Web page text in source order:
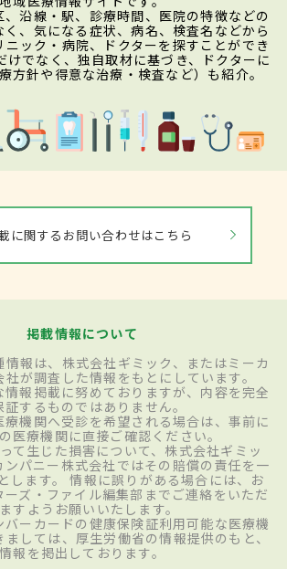
沿線・駅、診療時間、医院の特徴などの
、気になる症状、病名、検査名などから
ック・病院、ドクターを探すことができ
けでなく、独自取材に基づき、ドクターに
方針や得意な治療・検査など）も紹介。
に関するお問い合わせはこちら
掲載情報について
情報は、株式会社ギミック、またはミーカ
が調査した情報をもとにしています。
報掲載に努めておりますが、内容を完全
証するものではありません。
機関へ受診を希望される場合は、事前に
医療機関に直接ご確認ください。
て生じた損害について、株式会社ギミッ
ンパニー株式会社ではその賠償の責任を一
します。 情報に誤りがある場合には、お
ーズ・ファイル編集部までご連絡をいただ
すようお願いいたします。
ーカードの健康保険証利用可能な医療機
しては、厚生労働省の情報提供のもと、
情報を掲出しております。